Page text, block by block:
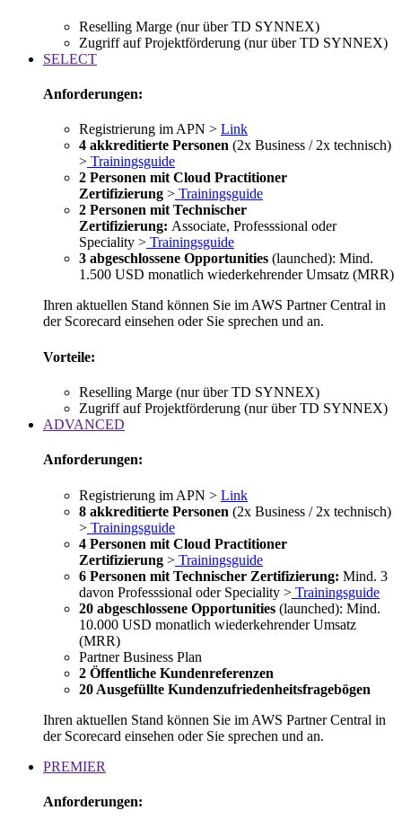
Reselling Marge (nur über TD SYNNEX)
Zugriff auf Projektförderung (nur über TD SYNNEX)
SELECT
Anforderungen:
Registrierung im APN > Link
4 akkreditierte Personen (2x Business / 2x technisch)
> Trainingsguide
2 Personen mit Cloud Practitioner
Zertifizierung > Trainingsguide
2 Personen mit Technischer
Zertifizierung: Associate, Professsional oder
Speciality > Trainingsguide
3 abgeschlossene Opportunities (launched): Mind.
1.500 USD monatlich wiederkehrender Umsatz (MRR)
Ihren aktuellen Stand können Sie im AWS Partner Central in
der Scorecard einsehen oder Sie sprechen und an.
Vorteile:
Reselling Marge (nur über TD SYNNEX)
Zugriff auf Projektförderung (nur über TD SYNNEX)
ADVANCED
Anforderungen:
Registrierung im APN > Link
8 akkreditierte Personen (2x Business / 2x technisch)
> Trainingsguide
4 Personen mit Cloud Practitioner
Zertifizierung > Trainingsguide
6 Personen mit Technischer Zertifizierung: Mind. 3
davon Professsional oder Speciality > Trainingsguide
20 abgeschlossene Opportunities (launched): Mind.
10.000 USD monatlich wiederkehrender Umsatz
(MRR)
Partner Business Plan
2 Öffentliche Kundenreferenzen
20 Ausgefüllte Kundenzufriedenheitsfragebögen
Ihren aktuellen Stand können Sie im AWS Partner Central in
der Scorecard einsehen oder Sie sprechen und an.
PREMIER
Anforderungen: